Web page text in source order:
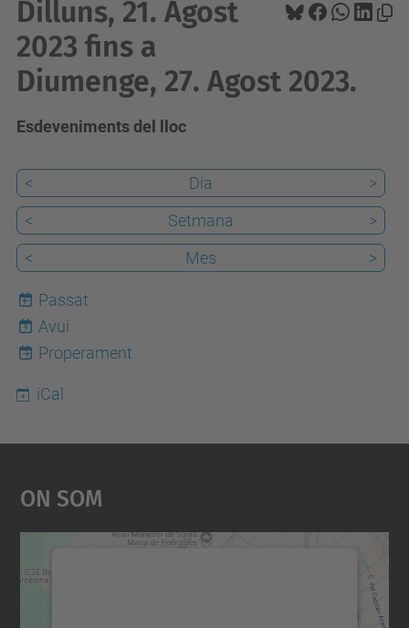
Dilluns, 21. Agost
2023 fins a
Diumenge, 27. Agost 2023.
Esdeveniments del lloc
< Dia
>
<
Setmana
>
<
Mes >
Passat
9
Avui
Properament
iCal
On Som